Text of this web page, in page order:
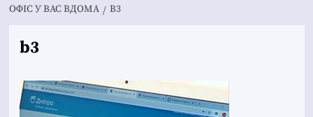
ОФІС У ВАС ВДОМА
B3
b3